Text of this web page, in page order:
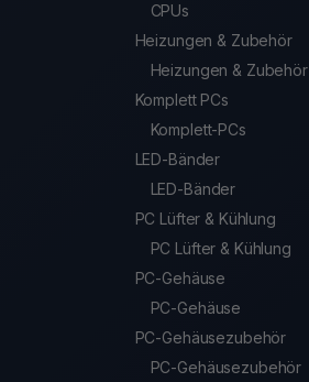
CPUs
Heizungen & Zubehör
Heizungen & Zubehör
Komplett PCs
Komplett-PCs
LED-Bänder
LED-Bänder
PC Lüfter & Kühlung
PC Lüfter & Kühlung
PC-Gehäuse
PC-Gehäuse
PC-Gehäusezubehör
PC-Gehäusezubehör